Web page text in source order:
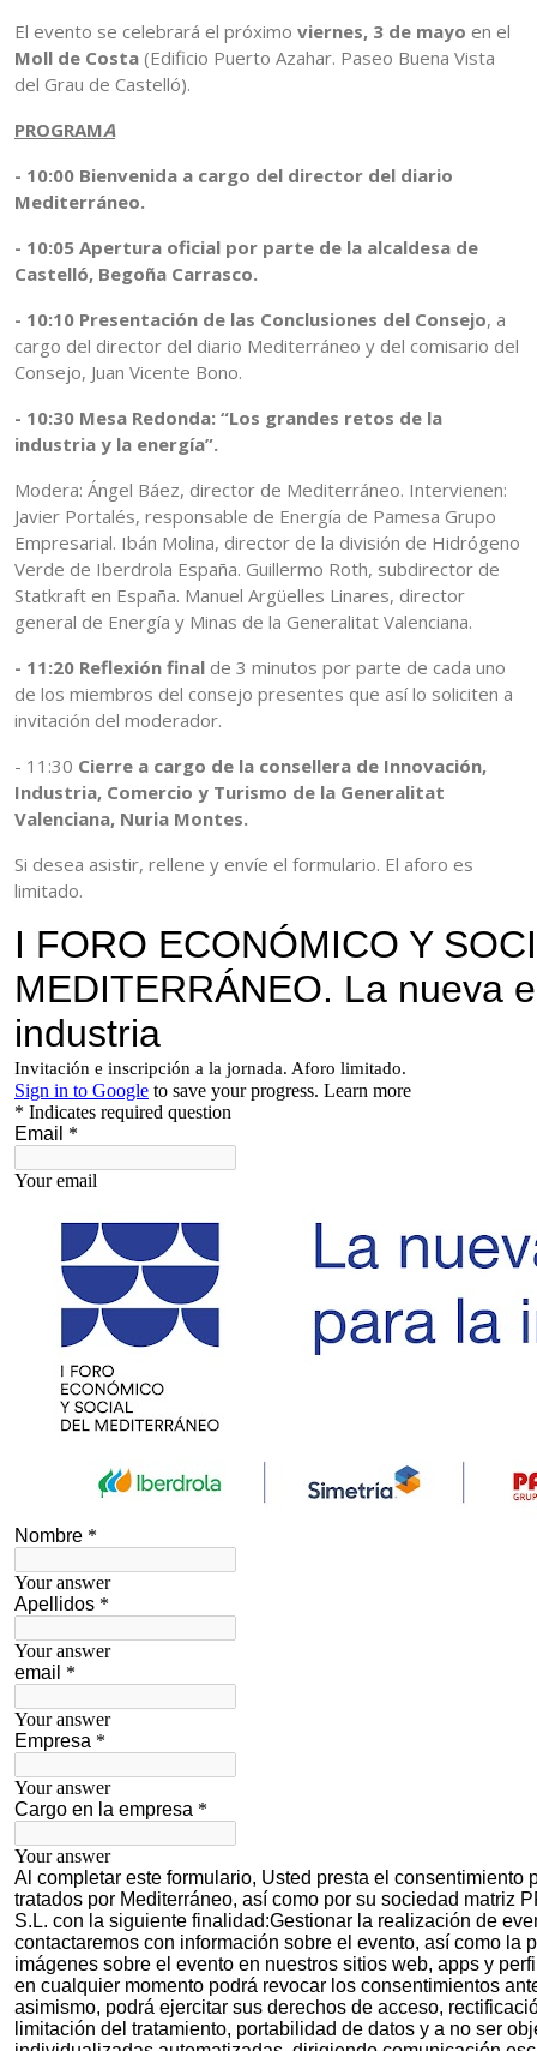
El evento se celebrará el próximo viernes, 3 de mayo en el
Moll de Costa (Edificio Puerto Azahar. Paseo Buena Vista
del Grau de Castelló).
PROGRAMA
- 10:00 Bienvenida a cargo del director del diario
Mediterráneo.
- 10:05 Apertura oficial por parte de la alcaldesa de
Castelló, Begoña Carrasco.
- 10:10 Presentación de las Conclusiones del Consejo, a
cargo del director del diario Mediterráneo y del comisario del
Consejo, Juan Vicente Bono.
- 10:30 Mesa Redonda: “Los grandes retos de la
industria y la energía”.
Modera: Ángel Báez, director de Mediterráneo. Intervienen:
Javier Portalés, responsable de Energía de Pamesa Grupo
Empresarial. Ibán Molina, director de la división de Hidrógeno
Verde de Iberdrola España. Guillermo Roth, subdirector de
Statkraft en España. Manuel Argüelles Linares, director
general de Energía y Minas de la Generalitat Valenciana.
- 11:20 Reflexión final de 3 minutos por parte de cada uno
de los miembros del consejo presentes que así lo soliciten a
invitación del moderador.
- 11:30 Cierre a cargo de la consellera de Innovación,
Industria, Comercio y Turismo de la Generalitat
Valenciana, Nuria Montes.
Si desea asistir, rellene y envíe el formulario. El aforo es
limitado.